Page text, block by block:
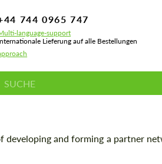
744 0965 747
language-support
Lieferung auf alle Bestellungen
and forming a partner